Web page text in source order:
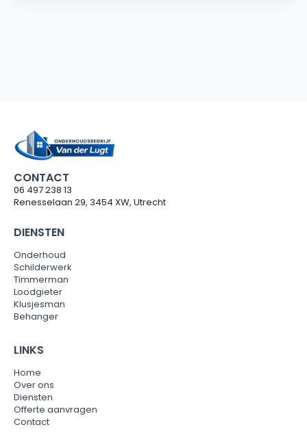
CONTACT
06 497 238 13
Renesselaan 29, 3454 XW, Utrecht
DIENSTEN
Onderhoud
Schilderwerk
Timmerman
Loodgieter
Klusjesman
Behanger
LINKS
Home
Over ons
Diensten
Offerte aanvragen
Contact